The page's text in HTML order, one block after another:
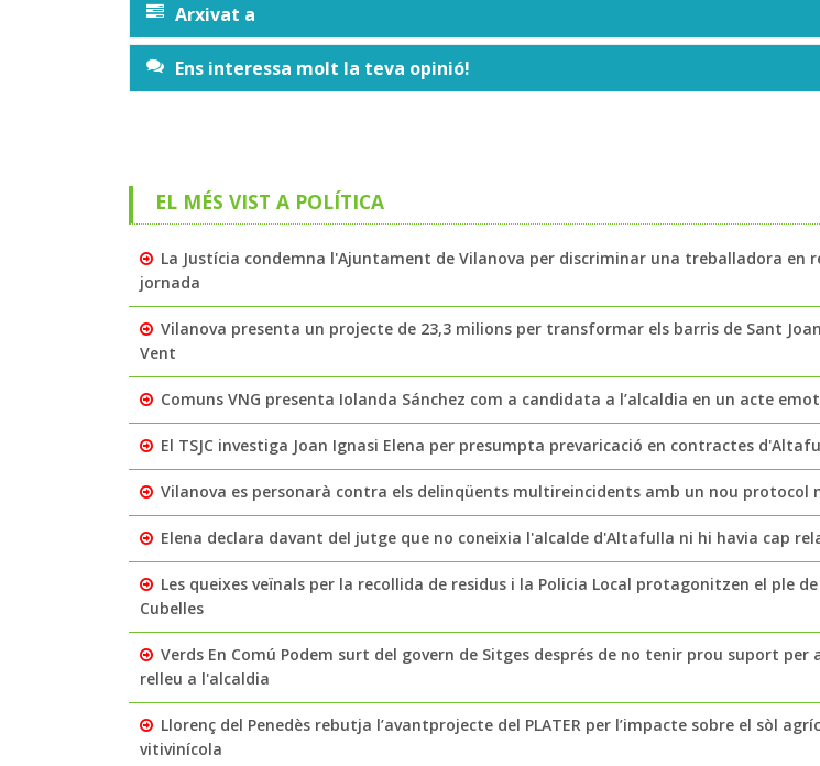
Arxivat a
Ens interessa molt la teva opinió!
EL MÉS VIST A POLÍTICA
La Justícia condemna l'Ajuntament de Vilanova per discriminar una treballadora en
jornada
Vilanova presenta un projecte de 23,3 milions per transformar els barris de Sant
Vent
Comuns VNG presenta Iolanda Sánchez com a candidata a l’alcaldia en un acte
El TSJC investiga Joan Ignasi Elena per presumpta prevaricació en contractes
Vilanova es personarà contra els delinqüents multireincidents amb un nou protocol
Elena declara davant del jutge que no coneixia l'alcalde d'Altafulla ni hi havia cap
Les queixes veïnals per la recollida de residus i la Policia Local protagonitzen el ple
Cubelles
Verds En Comú Podem surt del govern de Sitges després de no tenir prou suport per
relleu a l'alcaldia
Llorenç del Penedès rebutja l’avantprojecte del PLATER per l’impacte sobre el sòl
vitivinícola